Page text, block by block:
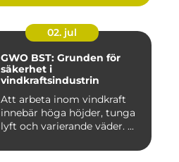
02. jul
GWO BST: Grunden för
säkerhet i
vindkraftsindustrin
Att arbeta inom vindkraft
innebär höga höjder, tunga
lyft och varierande väder. ...